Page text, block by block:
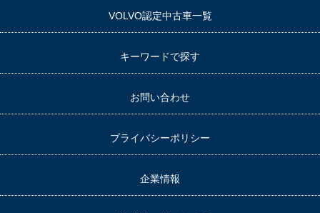
VOLVO認定中古車一覧
キーワードで探す
お問い合わせ
プライバシーポリシー
企業情報